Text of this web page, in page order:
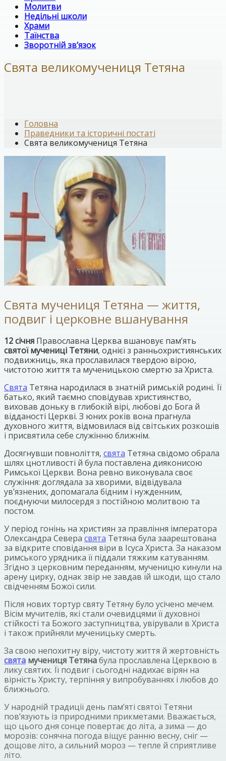
Молитви
Недільні школи
Храми
Таїнства
Зворотній зв’язок
Свята великомучениця Тетяна
Головна
Праведники та історичні постаті
Свята великомучениця Тетяна
Свята мучениця Тетяна — життя,
подвиг і церковне вшанування
12 січня Православна Церква вшановує пам’ять
святої мучениці Тетяни, однієї з ранньохристиянських
подвижниць, яка прославилася твердою вірою,
чистотою життя та мученицькою смертю за Христа.
Свята Тетяна народилася в знатній римській родині. Її
батько, який таємно сповідував християнство,
виховав доньку в глибокій вірі, любові до Бога й
відданості Церкві. З юних років вона прагнула
духовного життя, відмовилася від світських розкошів
і присвятила себе служінню ближнім.
Досягнувши повноліття, свята Тетяна свідомо обрала
шлях цнотливості й була поставлена дияконисою
Римської Церкви. Вона ревно виконувала своє
служіння: доглядала за хворими, відвідувала
ув’язнених, допомагала бідним і нужденним,
поєднуючи милосердя з постійною молитвою та
постом.
У період гонінь на християн за правління імператора
Олександра Севера свята Тетяна була заарештована
за відкрите сповідання віри в Ісуса Христа. За наказом
римського урядника її піддали тяжким катуванням.
Згідно з церковним переданням, мученицю кинули на
арену цирку, однак звір не завдав їй шкоди, що стало
свідченням Божої сили.
Після нових тортур святу Тетяну було усічено мечем.
Вісім мучителів, які стали очевидцями її духовної
стійкості та Божого заступництва, увірували в Христа
і також прийняли мученицьку смерть.
За свою непохитну віру, чистоту життя й жертовність
свята мучениця Тетянабула прославлена Церквою в
лику святих. Її подвиг і сьогодні надихає вірян на
вірність Христу, терпіння у випробуваннях і любов до
ближнього.
У народній традиції день пам’яті святої Тетяни
пов’язують із природними прикметами. Вважається,
що цього дня сонце повертає до літа, а зима — до
морозів: сонячна погода віщує ранню весну, сніг —
дощове літо, а сильний мороз — тепле й сприятливе
літо.